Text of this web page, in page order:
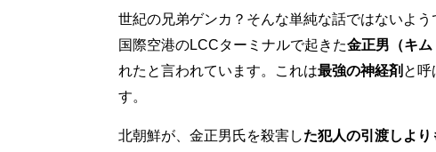
世紀の兄弟ゲンカ？そんな単純な話ではないよ
国際空港のLCCターミナルで起きた金正男（キ
れたと言われています。これは最強の神経剤 と呼
す。
北朝鮮が、金正男氏を殺害した犯人の引渡しよ